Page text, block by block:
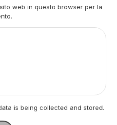
web in questo browser per la
is being collected and stored.